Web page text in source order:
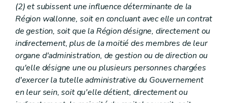
(2) et subissent une influence déterminante de la
Région wallonne, soit en concluant avec elle un contrat
de gestion, soit que la Région désigne, directement ou
indirectement, plus de la moitié des membres de leur
organe d'administration, de gestion ou de direction ou
qu'elle désigne une ou plusieurs personnes chargées
d'exercer la tutelle administrative du Gouvernement
en leur sein, soit qu'elle détient, directement ou